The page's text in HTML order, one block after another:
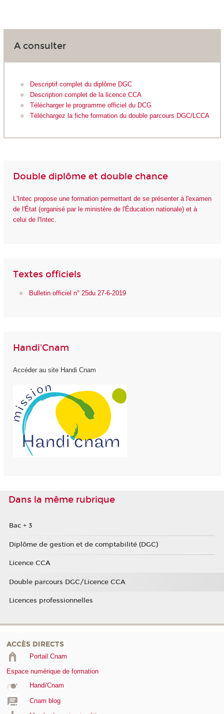
A consulter
Descriptif complet du diplôme DGC
Description complet de la licence CCA
Télécharger le programme officiel du DCG
Téléchargez la fiche formation du double parcours DGC/LCCA
Double diplôme et double chance
L'Intec propose une formation permettant de se présenter à l'examen
de l'État (organisé par le ministère de l'Éducation nationale) et à
celui de l'Intec.
Textes officiels
Bulletin officiel n° 25du 27-6-2019
Handi'Cnam
Accéder au site Handi Cnam
Dans la même rubrique
Bac + 3
Diplôme de gestion et de comptabilité (DGC)
Licence CCA
Double parcours DGC/Licence CCA
Licences professionnelles
ACCÈS DIRECTS
Portail Cnam
Espace numérique de formation
Handi'Cnam
Cnam blog